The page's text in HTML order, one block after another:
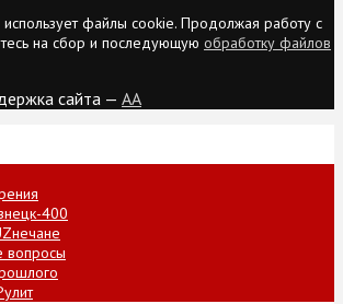
использует файлы cookie. Продолжая работу с
на сбор и последующую обработку файлов
сайта — AA
400
вопросы